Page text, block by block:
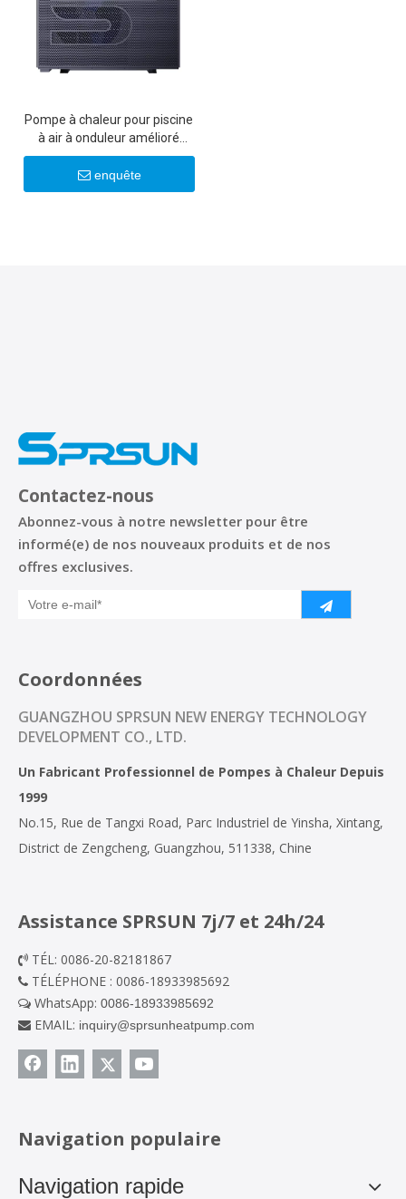
Pompe à chaleur pour piscine
à air à onduleur amélioré
R290 Al
enquête
Contactez-nous
Abonnez-vous à notre newsletter pour être
informé(e) de nos nouveaux produits et de nos
offres exclusives.
Coordonnées
GUANGZHOU SPRSUN NEW ENERGY TECHNOLOGY
DEVELOPMENT CO., LTD.
Un Fabricant Professionnel de Pompes à Chaleur Depuis
1999
No.15, Rue de Tangxi Road, Parc Industriel de Yinsha, Xintang,
District de Zengcheng, Guangzhou, 511338, Chine
Assistance SPRSUN 7j/7 et 24h/24
 TÉL: 0086-20-82181867
 TÉLÉPHONE : 0086-18933985692
 WhatsApp: 0086-18933985692
 EMAIL: inquiry@sprsunheatpump.com
Navigation populaire
Navigation rapide